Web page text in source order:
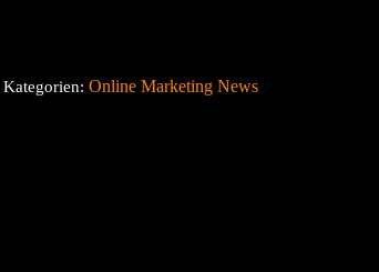
Kategorien: Online Marketing News